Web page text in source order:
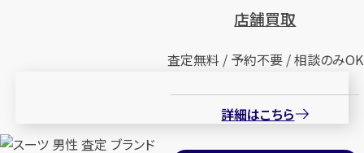
店舗買取
査定無料 / 予約不要 / 相談のみOK
詳細はこちら